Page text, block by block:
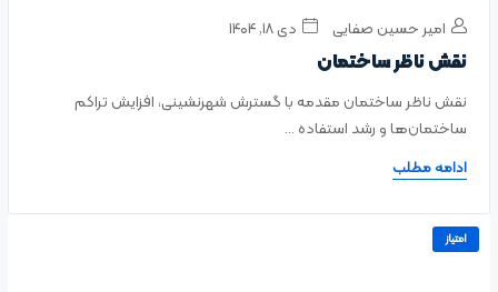
امیر حسین صفایی دی ۱۸, ۱۴۰۴
نقش ناظر ساختمان
نقش ناظر ساختمان مقدمه با گسترش شهرنشینی، افزایش تراکم
ساختمان‌ها و رشد استفاده ...
ادامه مطلب
امتیاز